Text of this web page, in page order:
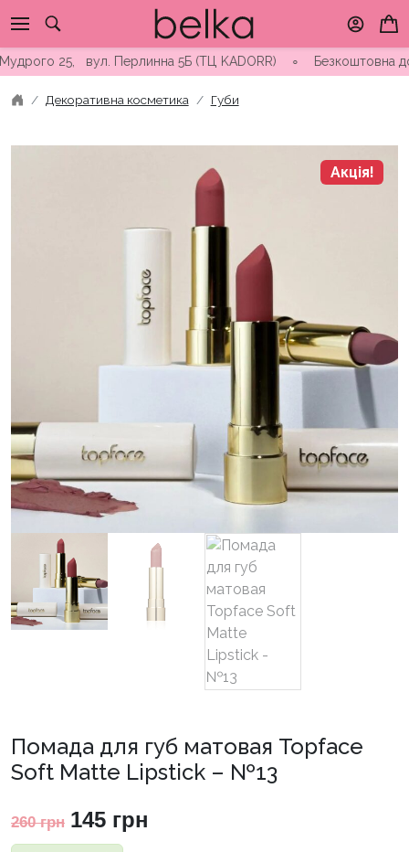
to
content
25, вул. Перлинна 5Б (ТЦ KADORR) ∘ Безкоштовна доставка
Декоративна косметика Губи
Акція!
Помада для губ матовая Topface
Soft Matte Lipstick – №13
260грн Оригінальна
145 грн